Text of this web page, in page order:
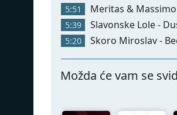
5:51 Meritas & Massimo -
5:39 Slavonske Lole -
5:20 Skoro Miroslav -
Možda će vam se